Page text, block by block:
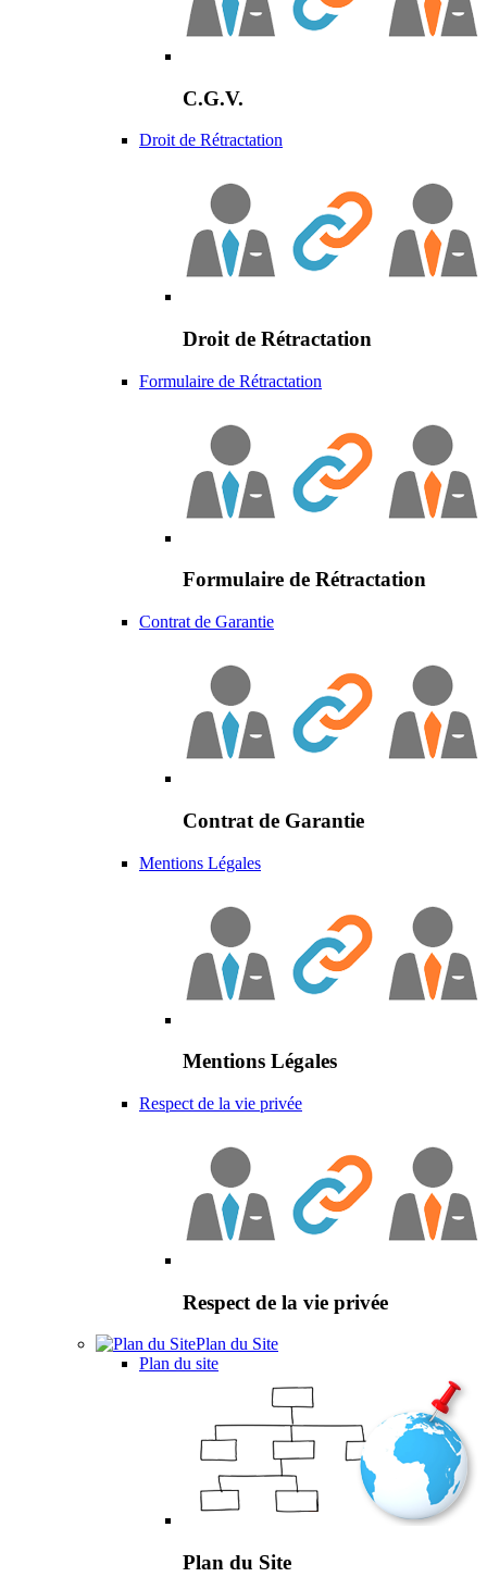
C.G.V.
Droit de Rétractation
Droit de Rétractation
Formulaire de Rétractation
Formulaire de Rétractation
Contrat de Garantie
Contrat de Garantie
Mentions Légales
Mentions Légales
Respect de la vie privée
Respect de la vie privée
Plan du Site
Plan du site
Plan du Site